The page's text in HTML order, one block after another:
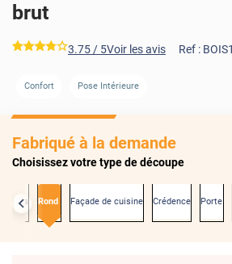
brut
*****3.75 / 5Voir les avis Ref :
Confort Pose Intérieure
Fabriqué à la demande
Choisissez votre type de découpe
Rond Façade de cuisine Crédence Porte